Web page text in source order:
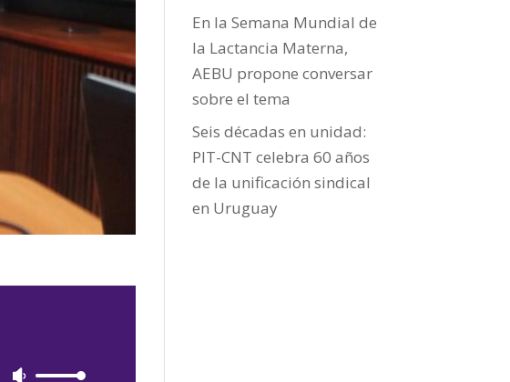
Utiliza
En la Semana Mundial de
la Lactancia Materna,
AEBU propone conversar
sobre el tema
Seis décadas en unidad:
PIT-CNT celebra 60 años
de la unificación sindical
en Uruguay